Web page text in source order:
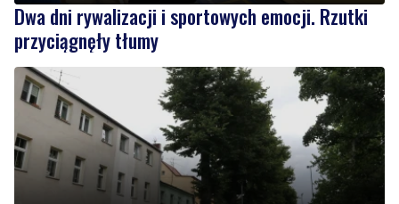
Dwa dni rywalizacji i sportowych emocji. Rzutki
przyciągnęły tłumy